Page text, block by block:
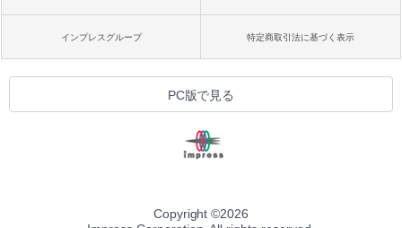
インプレスグループ 特定商取引法に基づく表示
PC版で見る
Copyright ©2026